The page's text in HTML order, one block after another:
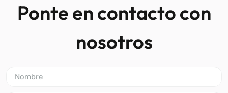
Ponte en contacto con
nosotros